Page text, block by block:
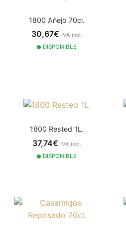
1800 Añejo 70cl.
30,67€ IVA incl.
DISPONIBLE
1800 Rested 1L.
37,74€ IVA incl.
DISPONIBLE